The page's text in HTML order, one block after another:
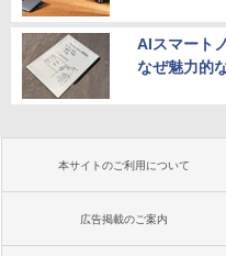
AIスマート
なぜ魅力的
本サイトのご利用について
広告掲載のご案内